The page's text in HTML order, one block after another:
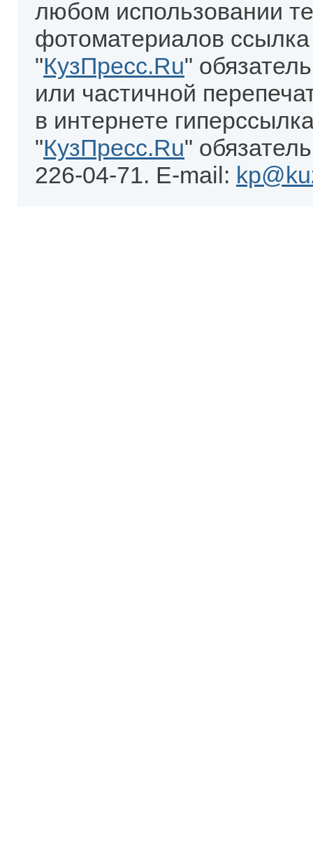
любом использовании
фотоматериалов
"КузПресс.Ru"
или частичной
в интернете
"КузПресс.Ru"
226-04-71. E-mail: